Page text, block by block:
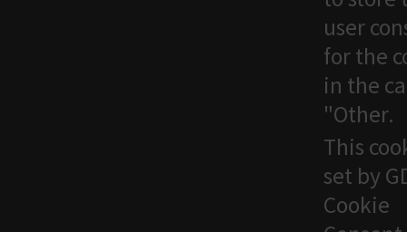
user
for the
in the
"Other.
This
set by
Cookie